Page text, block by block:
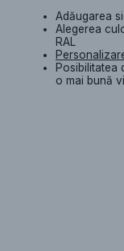
Adăugarea
Alegerea
RAL
Posibilitatea
o mai bună